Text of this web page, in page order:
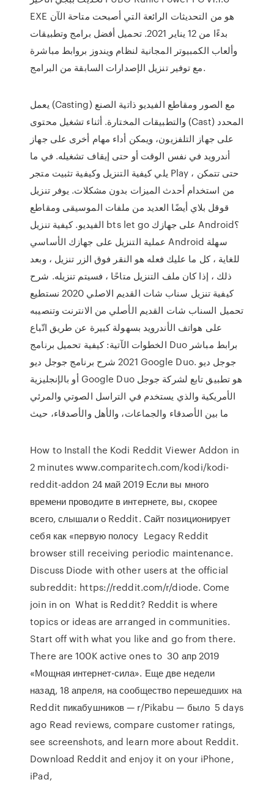
EXE هو من التحديثات الرائعة التي أصبحت متاحة الآن
بدءًا من 12 يناير 2021. تحميل أفضل برامج وتطبيقات
وألعاب الكمبيوتر المجانية لنظام ويندوز بروابط مباشرة
مع توفير تنزيل الإصدارات السابقة من البرامج.
يعمل (Casting) مع الصور ومقاطع الفيديو ذاتية الصنع
والتطبيقات المختارة. أثناء تشغيل محتوى (Cast) المحدد
على جهاز التلفزيون، ويمكن أداء مهام أخرى على جهاز
أندرويد في نفس الوقت أو حتى إيقاف تشغيله. في ما
يلي كيفية التنزيل وكيفية تثبيت متجر Play ، حتى تتمكن
من استخدام أحدث الميزات بدون مشكلات. يوفر تنزيل
قوقل بلاي أيضًا العديد من ملفات الموسيقى ومقاطع
الفيديو. كيفية تنزيل bts let go على جهازك Android؟
عملية التنزيل على جهازك الأساسي Android سهلة
للغاية ، كل ما عليك فعله هو النقر فوق الزر تنزيل ، وبعد
ذلك ، إذا كان ملف التنزيل متاحًا ، فسيتم تنزيله. شرح
كيفية تنزيل سناب شات القديم الاصلي 2020 نستطيع
تحميل السناب شات القديم الأصلي من الانترنت وتنصيبه
على هواتف الأندرويد بسهولة كبيرة عن طريق اتّباع
الخطوات الآتية: كيفية تحميل برنامج Duo برابط مباشر
2021 شرح برنامج جوجل ديو Google Duo. جوجل ديو
أو بالإنجليزية Google Duo هو تطبيق تابع لشركة جوجل
الأمريكية والذي يستخدم في التراسل الصوتي والمرئي
ما بين الأصدقاء والجماعات، والأهل والأصدقاء، حيث
How to Install the Kodi Reddit Viewer Addon in
2 minutes www.comparitech.com/kodi/kodi-
reddit-addon 24 май 2019 Если вы много
времени проводите в интернете, вы, скорее
всего, слышали о Reddit. Сайт позиционирует
себя как «первую полосу Legacy Reddit
browser still receiving periodic maintenance.
Discuss Diode with other users at the official
subreddit: https://reddit.com/r/diode. Come
join in on What is Reddit? Reddit is where
topics or ideas are arranged in communities.
Start off with what you like and go from there.
There are 100K active ones to 30 апр 2019
«Мощная интернет-сила». Еще две недели
назад, 18 апреля, на сообщество перешедших на
Reddit пикабушников — r/Pikabu — было 5 days
ago Read reviews, compare customer ratings,
see screenshots, and learn more about Reddit.
Download Reddit and enjoy it on your iPhone,
iPad,